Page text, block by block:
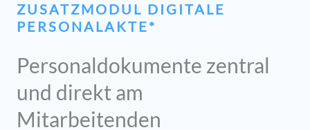
ZUSATZMODUL DIGITALE
PERSONALAKTE*
Personaldokumente zentral
und direkt am
Mitarbeitenden